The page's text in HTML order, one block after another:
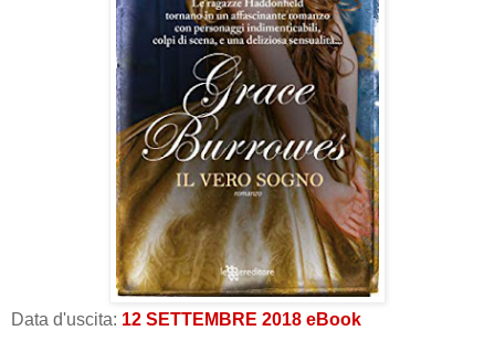
Data d'uscita: 12 SETTEMBRE 2018 eBook